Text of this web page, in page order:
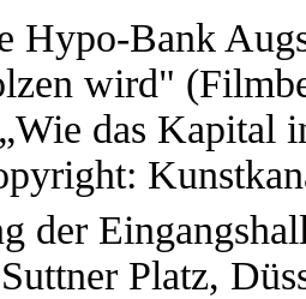
Hypo-Bank
wird"
das Kapital
der
Platz,